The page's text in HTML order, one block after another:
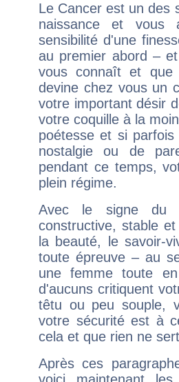
Le Cancer est un des
naissance et vous
sensibilité d'une
au premier abord –
vous connaît et
devine chez vous un
votre important désir
votre coquille à la
poétesse et si
nostalgie ou de
pendant ce temps,
plein régime.
Avec le signe du
constructive, stable
la beauté, le savoir-
toute épreuve – au
une femme toute
d'aucuns critiquent
têtu ou peu souple,
votre sécurité est à
cela et que rien ne
Après ces